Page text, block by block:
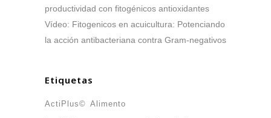
productividad con fitogénicos antioxidantes
Vídeo: Fitogenicos en acuicultura: Potenciando
la acción antibacteriana contra Gram-negativos
Etiquetas
ActiPlus© Alimento